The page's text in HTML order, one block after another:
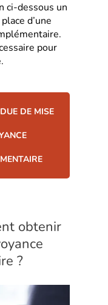
ci-dessous un
d’une
pour
DE MISE
obtenir
?